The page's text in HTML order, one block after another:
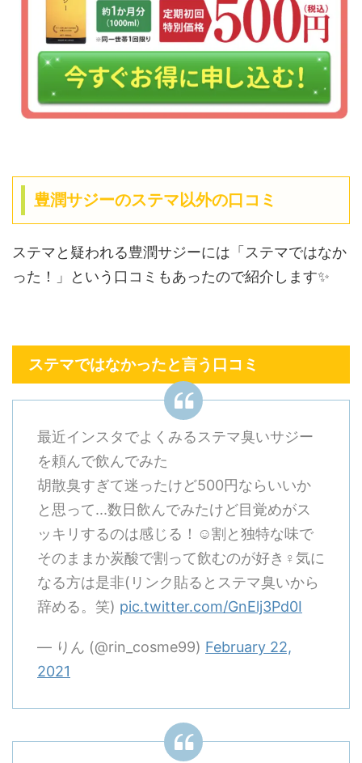
豊潤サジーのステマ以外の口コミ
ステマと疑われる豊潤サジーには「ステマではなか
った！」という口コミもあったので紹介します✨
ステマではなかったと言う口コミ
最近インスタでよくみるステマ臭いサジー
を頼んで飲んでみた
胡散臭すぎて迷ったけど500円ならいいか
と思って...数日飲んでみたけど目覚めがス
ッキリするのは感じる！☺️割と独特な味で
そのままか炭酸で割って飲むのが好き‍♀️気に
なる方は是非(リンク貼るとステマ臭いから
辞める。笑) pic.twitter.com/GnElj3Pd0I
— りん (@rin_cosme99) February 22,
2021